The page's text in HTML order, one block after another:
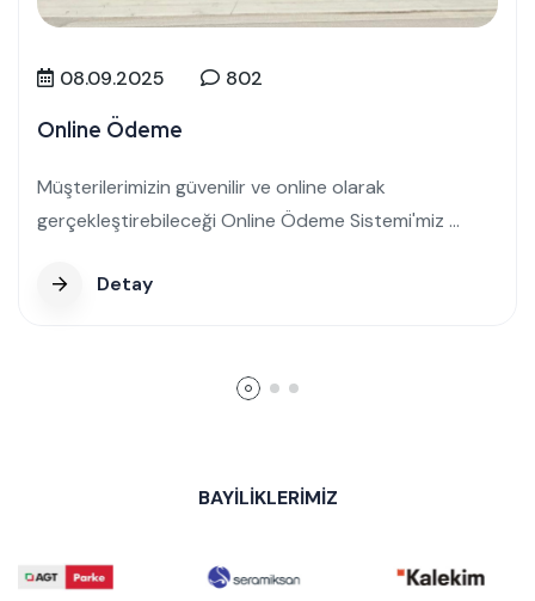
08.09.2025 802
Online Ödeme
Müşterilerimizin güvenilir ve online olarak
gerçekleştirebileceği Online Ödeme Sistemi'miz ...
Detay
BAYİLİKLERİMİZ